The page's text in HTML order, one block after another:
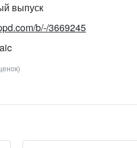
выпуск
b/-/3669245